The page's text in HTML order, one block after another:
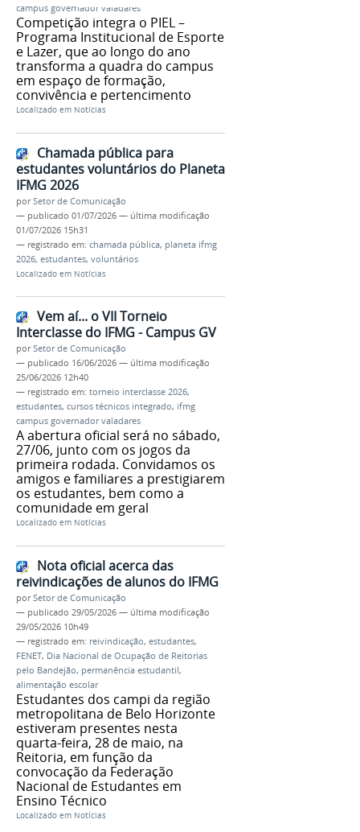
campus governador valadares
Competição integra o PIEL –
Programa Institucional de Esporte
e Lazer, que ao longo do ano
transforma a quadra do campus
em espaço de formação,
convivência e pertencimento
Localizado em Notícias
Chamada pública para
estudantes voluntários do Planeta
IFMG 2026
porSetor de Comunicação
— publicado 01/07/2026 — última modificação
01/07/2026 15h31
— registrado em: chamada pública, planeta ifmg
2026, estudantes, voluntários
Localizado em Notícias
Vem aí... o VII Torneio
Interclasse do IFMG - Campus GV
porSetor de Comunicação
— publicado 16/06/2026 — última modificação
25/06/2026 12h40
— registrado em: torneio interclasse 2026,
estudantes, cursos técnicos integrado, ifmg
campus governador valadares
A abertura oficial será no sábado,
27/06, junto com os jogos da
primeira rodada. Convidamos os
amigos e familiares a prestigiarem
os estudantes, bem como a
comunidade em geral
Localizado em Notícias
Nota oficial acerca das
reivindicações de alunos do IFMG
porSetor de Comunicação
— publicado 29/05/2026 — última modificação
29/05/2026 10h49
— registrado em: reivindicação, estudantes,
FENET, Dia Nacional de Ocupação de Reitorias
pelo Bandejão, permanência estudantil,
alimentação escolar
Estudantes dos campi da região
metropolitana de Belo Horizonte
estiveram presentes nesta
quarta-feira, 28 de maio, na
Reitoria, em função da
convocação da Federação
Nacional de Estudantes em
Ensino Técnico
Localizado em Notícias